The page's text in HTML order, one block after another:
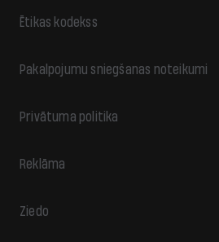
Ētikas kodekss
Pakalpojumu sniegšanas noteikumi
Privātuma politika
Reklāma
Ziedo